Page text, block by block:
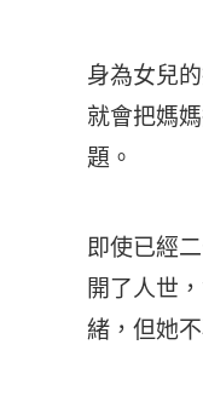
身為女兒
就會把媽
題。
即使已經
開了人世
緒，但她